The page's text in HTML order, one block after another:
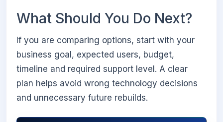
What Should You Do Next?
If you are comparing options, start with your
business goal, expected users, budget,
timeline and required support level. A clear
plan helps avoid wrong technology decisions
and unnecessary future rebuilds.